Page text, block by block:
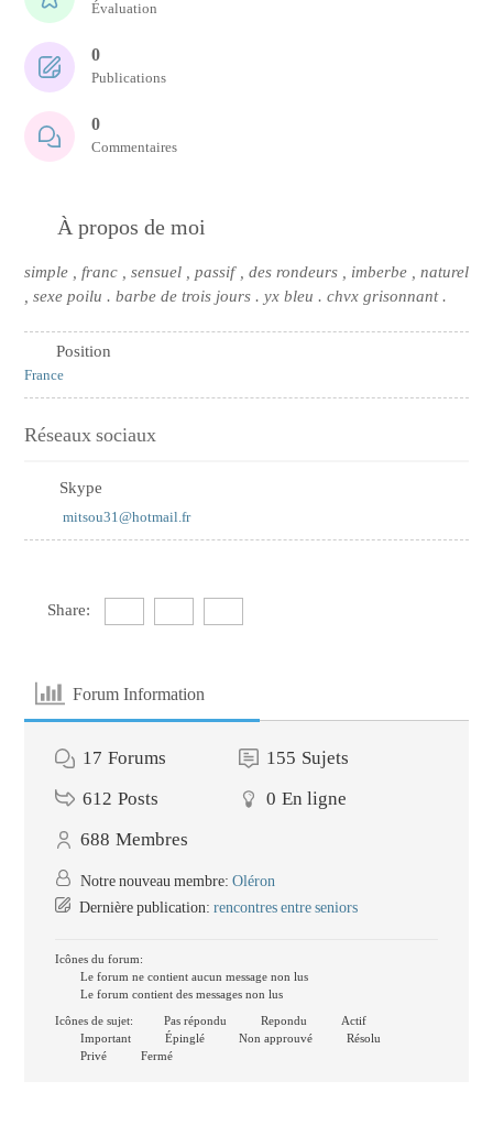
Évaluation
0
Publications
0
Commentaires
À propos de moi
simple , franc , sensuel , passif , des rondeurs , imberbe , naturel
, sexe poilu . barbe de trois jours . yx bleu . chvx grisonnant .
Position
France
Réseaux sociaux
Skype
mitsou31@hotmail.fr
Share:
Forum Information
17 Forums 155 Sujets
612 Posts 0 En ligne
688 Membres
Notre nouveau membre: Oléron
Dernière publication: rencontres entre seniors
Icônes du forum:
Le forum ne contient aucun message non lus
Le forum contient des messages non lus
Icônes de sujet:
Pas répondu Repondu
Actif
Important
Épinglé Non approuvé
Résolu
Privé
Fermé